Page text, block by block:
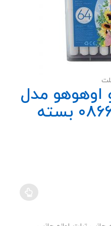
اوهوهو مدل
دوسر کد 08664 بسته